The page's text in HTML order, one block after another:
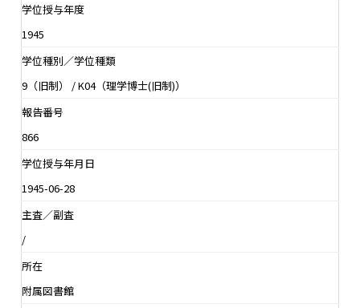
学位授与年度
1945
学位種別／学位種類
9（旧制） / K04（理学博士(旧制)）
報告番号
866
学位授与年月日
1945-06-28
主査／副査
/
所在
附属図書館